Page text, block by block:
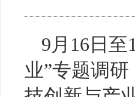
9月16日
业”专题调